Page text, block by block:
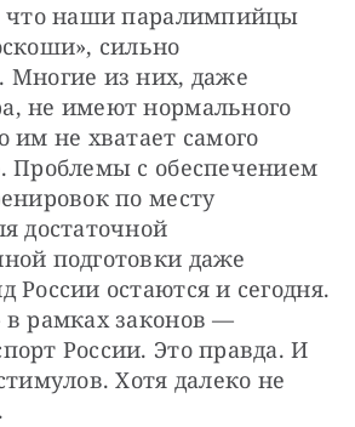
что наши паралимпийцы
сильно
Многие из них, даже
не имеют нормального
им не хватает самого
Проблемы с обеспечением
по месту
достаточной
подготовки даже
России остаются и сегодня.
рамках законов —
России. Это правда. И
Хотя далеко не